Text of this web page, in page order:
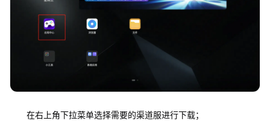
在右上角下拉菜单选择需要的渠道服进行下载；